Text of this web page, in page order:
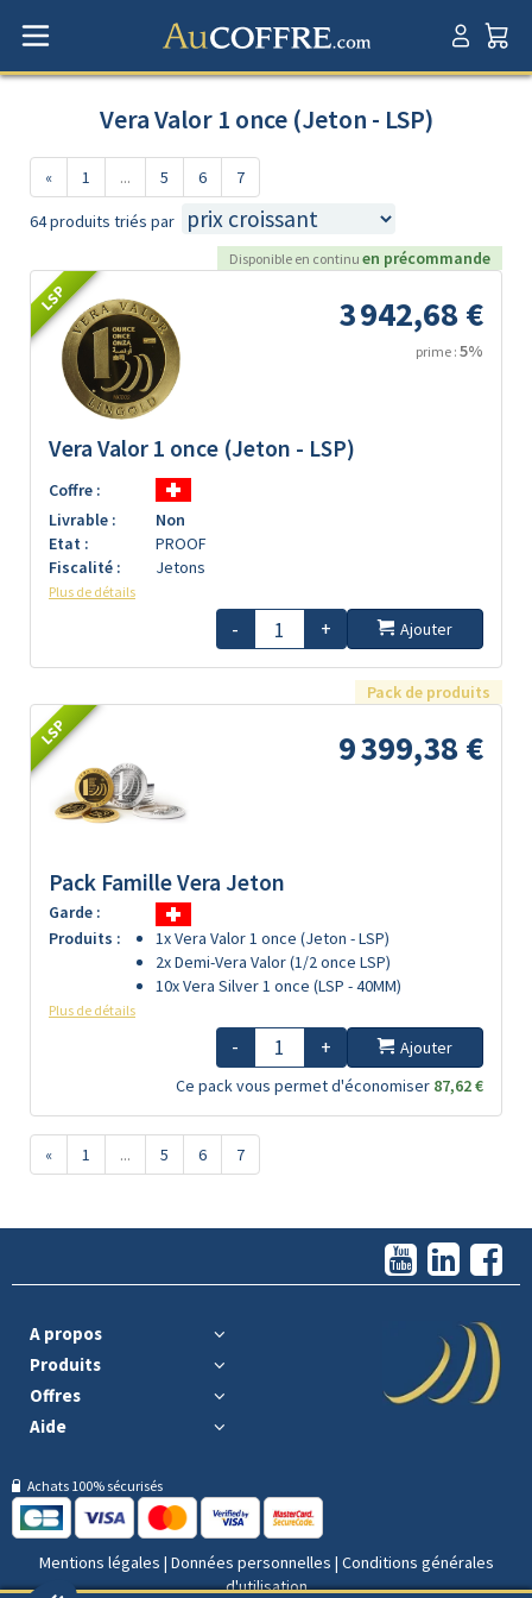
Vera Valor 1 once (Jeton - LSP)
« 1 ... 5 6 7
64 produits triés par
Disponible en continu en précommande
LSP 3 942,68 €
prime : 5%
Vera Valor 1 once (Jeton - LSP)
Coffre :
Livrable :
Non
Etat :
PROOF
Fiscalité :
Jetons
Plus de détails
- + Ajouter
Pack de produits
LSP 9 399,38 €
Pack Famille Vera Jeton
Garde :
Produits :
1x Vera Valor 1 once (Jeton - LSP)
2x Demi-Vera Valor (1/2 once LSP)
10x Vera Silver 1 once (LSP - 40MM)
Plus de détails
- +
Ajouter
Ce pack vous permet d'économiser 87,62 €
« 1 ... 5 6 7
A propos
Produits
Offres
Aide
Achats 100% sécurisés
Mentions légales | Données personnelles | Conditions générales
d'utilisation